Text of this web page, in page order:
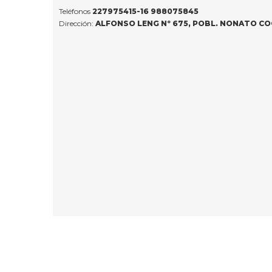
Teléfonos 227975415-16 988075845
Dirección: ALFONSO LENG Nº 675, POBL. NONATO